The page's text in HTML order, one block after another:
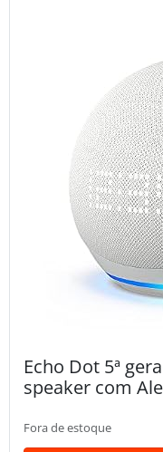
Echo Dot 5ª
speaker com
Fora de estoque